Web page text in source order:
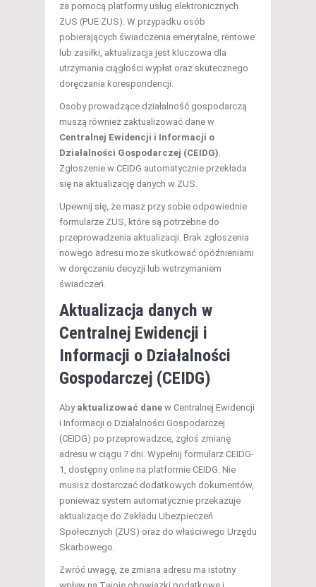
za pomocą platformy usług elektronicznych
ZUS (PUE ZUS). W przypadku osób
pobierających świadczenia emerytalne, rentowe
lub zasiłki, aktualizacja jest kluczowa dla
utrzymania ciągłości wypłat oraz skutecznego
doręczania korespondencji.
Osoby prowadzące działalność gospodarczą
muszą również zaktualizować dane w
Centralnej Ewidencji i Informacji o
Działalności Gospodarczej (CEIDG).
Zgłoszenie w CEIDG automatycznie przekłada
się na aktualizację danych w ZUS.
Upewnij się, że masz przy sobie odpowiednie
formularze ZUS, które są potrzebne do
przeprowadzenia aktualizacji. Brak zgłoszenia
nowego adresu może skutkować opóźnieniami
w doręczaniu decyzji lub wstrzymaniem
świadczeń.
Aktualizacja danych w
Centralnej Ewidencji i
Informacji o Działalności
Gospodarczej (CEIDG)
Aby aktualizować dane w Centralnej Ewidencji
i Informacji o Działalności Gospodarczej
(CEIDG) po przeprowadzce, zgłoś zmianę
adresu w ciągu 7 dni. Wypełnij formularz CEIDG-
1, dostępny online na platformie CEIDG. Nie
musisz dostarczać dodatkowych dokumentów,
ponieważ system automatycznie przekazuje
aktualizacje do Zakładu Ubezpieczeń
Społecznych (ZUS) oraz do właściwego Urzędu
Skarbowego.
Zwróć uwagę, że zmiana adresu ma istotny